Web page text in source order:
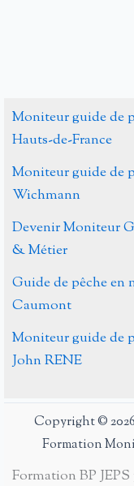
Moniteur guide de
Hauts-de-France
Moniteur guide de
Wichmann
Devenir Moniteur
& Métier
Guide de pêche en
Caumont
Moniteur guide de
John RENE
Copyright ©
Formation
Formation BP